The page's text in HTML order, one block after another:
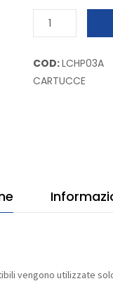
Cartuccia
laser
Rigenerata
HP
COD:LCHP03A
CARTUCCE
vengono utilizzate